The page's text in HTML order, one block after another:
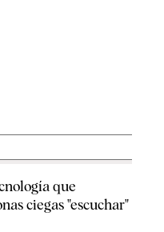
que
ciegas "escuchar"